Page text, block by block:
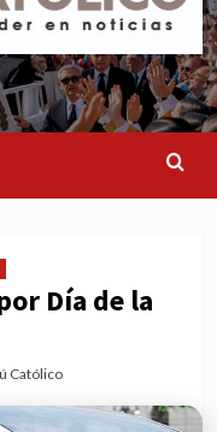
Día de la
Católico